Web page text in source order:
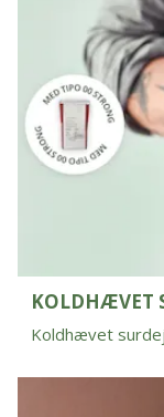
KOLDHÆVET
Koldhævet